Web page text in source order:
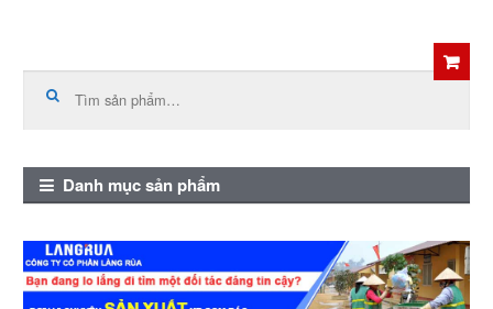
navigation
content
kiếm:
Danh mục sản phẩm